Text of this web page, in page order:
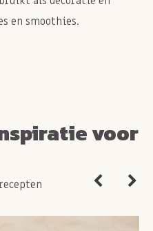
en smoothies.
voor